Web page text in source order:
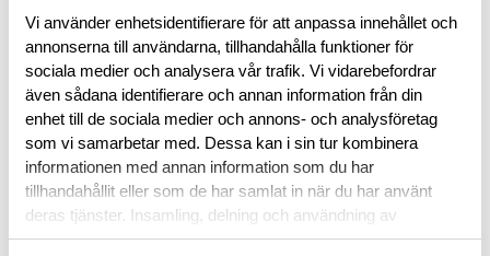
Vi använder enhetsidentifierare för att anpassa innehållet och
annonserna till användarna, tillhandahålla funktioner för
sociala medier och analysera vår trafik. Vi vidarebefordrar
även sådana identifierare och annan information från din
enhet till de sociala medier och annons- och analysföretag
som vi samarbetar med. Dessa kan i sin tur kombinera
informationen med annan information som du har
tillhandahållit eller som de har samlat in när du har använt
deras tjänster. Insamling, delning och användning av
personuppgifter kan användas för personalisering av
BESKRIVNING
RECENSIONER
OM VARUMÄRKET